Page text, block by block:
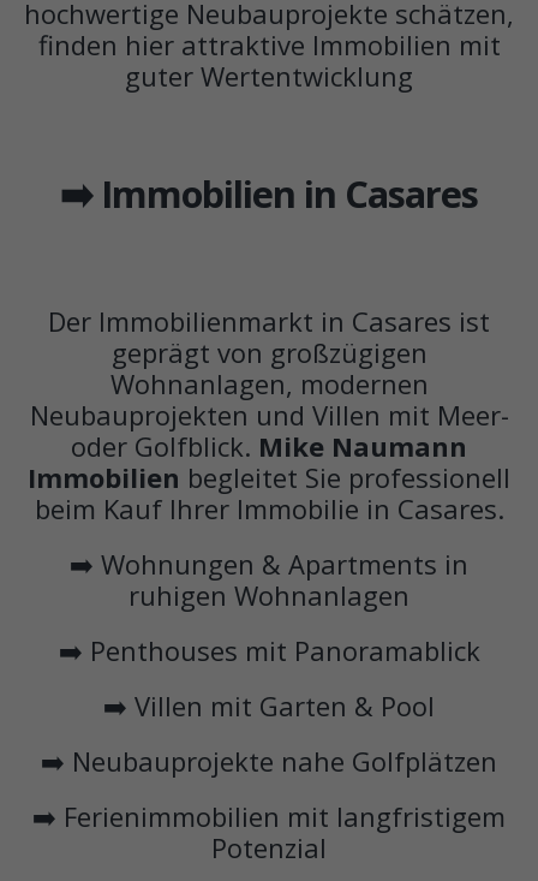
hochwertige Neubauprojekte schätzen,
finden hier attraktive Immobilien mit
guter Wertentwicklung
➡️ Immobilien in Casares
Der Immobilienmarkt in Casares ist
geprägt von großzügigen
Wohnanlagen, modernen
Neubauprojekten und Villen mit Meer-
oder Golfblick. Mike Naumann
Immobilien begleitet Sie professionell
beim Kauf Ihrer Immobilie in Casares.
➡️ Wohnungen & Apartments in
ruhigen Wohnanlagen
➡️ Penthouses mit Panoramablick
➡️ Villen mit Garten & Pool
➡️ Neubauprojekte nahe Golfplätzen
➡️ Ferienimmobilien mit langfristigem
Potenzial